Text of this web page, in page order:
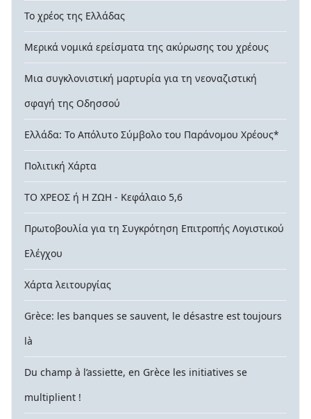
Το χρέος της Ελλάδας
Μερικά νομικά ερείσματα της ακύρωσης του χρέους
Μια συγκλονιστική μαρτυρία για τη νεοναζιστική
σφαγή της Οδησσού
Ελλάδα: Το Απόλυτο Σύμβολο του Παράνομου Χρέους*
Πολιτική Χάρτα
ΤΟ ΧΡΕΟΣ ή Η ΖΩΗ - Κεφάλαιο 5,6
Πρωτοβουλία για τη Συγκρότηση Επιτροπής Λογιστικού
Ελέγχου
Χάρτα λειτουργίας
Grèce: les banques se sauvent, le désastre est toujours
là
Du champ à l’assiette, en Grèce les initiatives se
multiplient !